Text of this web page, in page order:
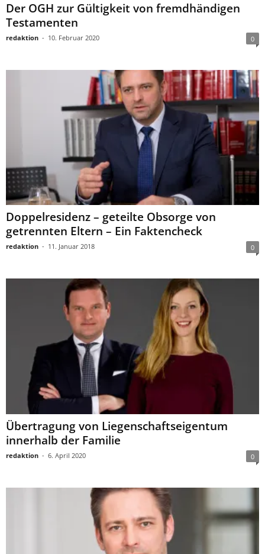
Der OGH zur Gültigkeit von fremdhändigen
Testamenten
redaktion - 10. Februar 2020 0
Doppelresidenz – geteilte Obsorge von
getrennten Eltern – Ein Faktencheck
redaktion - 11. Januar 2018 0
Übertragung von Liegenschaftseigentum
innerhalb der Familie
redaktion - 6. April 2020 0